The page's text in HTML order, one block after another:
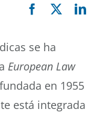
se ha
European Law
en 1955
está integrada